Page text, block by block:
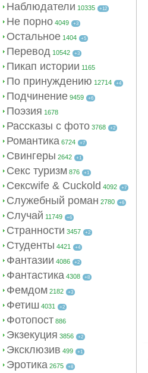
Наблюдатели 10335 +12
Не порно 4049 +3
Остальное 1404 +5
Перевод 10542 +3
Пикап истории 1165
По принуждению 12714 +4
Подчинение 9459 +6
Поэзия 1678
Рассказы с фото 3768 +2
Романтика 6724 +7
Свингеры 2642 +1
Секс туризм 876 +1
Сексwife & Cuckold 4092 +7
Служебный роман 2780 +6
Случай 11749 +6
Странности 3457 +2
Студенты 4421 +4
Фантазии 4086 +2
Фантастика 4308 +8
Фемдом 2182 +3
Фетиш 4031 +2
Фотопост 886
Экзекуция 3856 +2
Эксклюзив 499 +1
Эротика 2675 +8